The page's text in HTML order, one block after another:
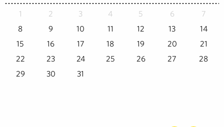
1 2 3 4 5 6
7
8
9 10 11 12 13
14
15
16 17 18 19 20
21
22
23 24 25 26 27
28
29
30 31